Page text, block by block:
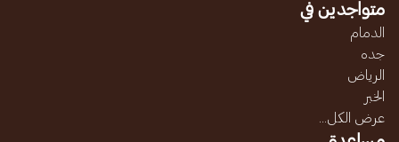
متواجدين في
الدمام
جده
الرياض
الخبر
عرض الكل...